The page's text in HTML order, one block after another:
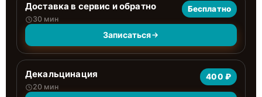
Доставка в сервис и обратно
30 мин
Бесплатно
Записаться
Декальцинация
20 мин
400 ₽